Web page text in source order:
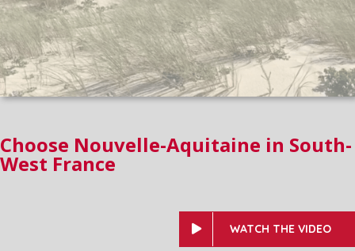
Choose Nouvelle-Aquitaine in South-
West France
WATCH THE VIDEO